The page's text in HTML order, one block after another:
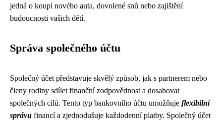
jedná o koupi nového auta, dovolené snů nebo zajištění
budoucnosti vašich dětí.
Správa společného účtu
Společný účet představuje skvělý způsob, jak s partnerem nebo
členy rodiny sdílet finanční zodpovědnost a dosahovat
společných cílů. Tento typ bankovního účtu umožňuje flexibilní
správu financí a zjednodušuje každodenní platby. Společný účet